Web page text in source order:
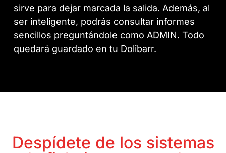
sirve para dejar marcada la salida. Además, al
ser inteligente, podrás consultar informes
sencillos preguntándole como ADMIN. Todo
quedará guardado en tu Dolibarr.
Despídete de los sistemas